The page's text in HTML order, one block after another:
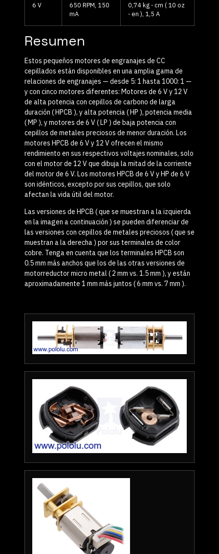
6 V
650 RPM, 150
mA
0,74 kg ⋅ cm ( 10 oz
⋅ en ), 1,5 A
Resumen
Estos pequeños motores de engranajes de CC
cepillados están disponibles en una amplia gama de
relaciones de engranajes — desde 5: 1 hasta 1000: 1 —
y con cinco motores diferentes: Motores de 6 V y 12 V
de alta potencia con cepillos de carbono de larga
duración ( HPCB ), y alta potencia ( HP ), potencia media
( MP ), y motores de 6 V ( LP ) de baja potencia con
cepillos de metales preciosos de menor duración. Los
motores HPCB de 6 V y 12 V ofrecen el mismo
rendimiento en sus respectivos voltajes nominales, solo
con el motor de 12 V que dibuja la mitad de la corriente
del motor de 6 V. Los motores HPCB de 6 V y HP de 6 V
son idénticos, excepto por sus cepillos, que solo
afectan la vida útil del motor.
Las versiones de HPCB ( que se muestran a la izquierda
en la imagen a continuación ) se pueden diferenciar de
las versiones con cepillos de metales preciosos ( que se
muestran a la derecha ) por sus terminales de color
cobre. Tenga en cuenta que los terminales HPCB son
0.5 mm más anchos que los de las otras versiones de
motorreductor micro metal ( 2 mm vs. 1.5 mm ), y están
aproximadamente 1 mm más juntos ( 6 mm vs. 7 mm ).